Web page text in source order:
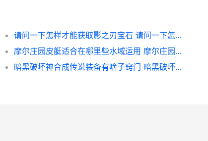
请问一下怎样才能获取影之刃宝石 请问一下怎样才能把室外照明灯罩拆下来
摩尔庄园皮艇适合在哪里些水域运用 摩尔庄园游艇怎么获得
暗黑破坏神合成传说装备有啥子窍门 暗黑破坏神合成宝石的那个盒子在哪获得